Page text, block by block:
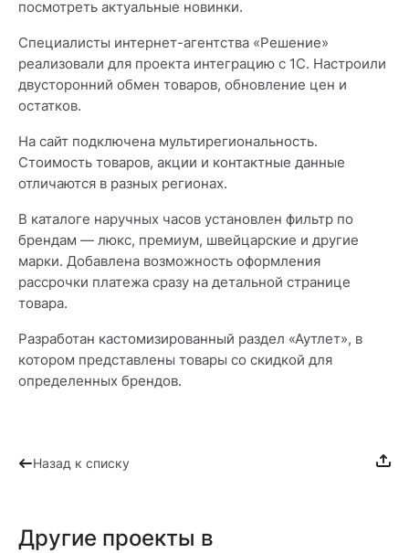
посмотреть актуальные новинки.
Специалисты интернет-агентства «Решение»
реализовали для проекта интеграцию с 1С. Настроили
двусторонний обмен товаров, обновление цен и
остатков.
На сайт подключена мультирегиональность.
Стоимость товаров, акции и контактные данные
отличаются в разных регионах.
В каталоге наручных часов установлен фильтр по
брендам — люкс, премиум, швейцарские и другие
марки. Добавлена возможность оформления
рассрочки платежа сразу на детальной странице
товара.
Разработан кастомизированный раздел «Аутлет», в
котором представлены товары со скидкой для
определенных брендов.
Назад к списку
Другие проекты в